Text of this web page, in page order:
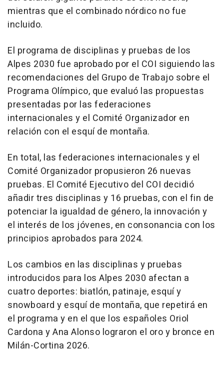
mientras que el combinado nórdico no fue
incluido.
El programa de disciplinas y pruebas de los
Alpes 2030 fue aprobado por el COI siguiendo las
recomendaciones del Grupo de Trabajo sobre el
Programa Olímpico, que evaluó las propuestas
presentadas por las federaciones
internacionales y el Comité Organizador en
relación con el esquí de montaña.
En total, las federaciones internacionales y el
Comité Organizador propusieron 26 nuevas
pruebas. El Comité Ejecutivo del COI decidió
añadir tres disciplinas y 16 pruebas, con el fin de
potenciar la igualdad de género, la innovación y
el interés de los jóvenes, en consonancia con los
principios aprobados para 2024.
Los cambios en las disciplinas y pruebas
introducidos para los Alpes 2030 afectan a
cuatro deportes: biatlón, patinaje, esquí y
snowboard y esquí de montaña, que repetirá en
el programa y en el que los españoles Oriol
Cardona y Ana Alonso lograron el oro y bronce en
Milán-Cortina 2026.